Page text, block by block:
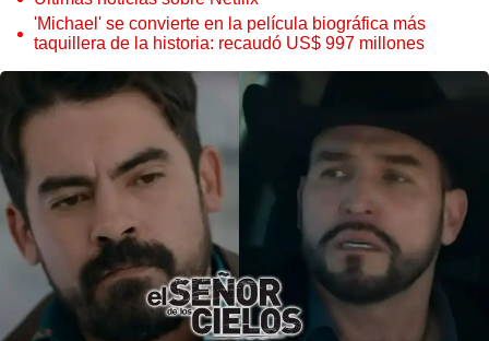
'Michael' se convierte en la película biográfica más
taquillera de la historia: recaudó US$ 997 millones